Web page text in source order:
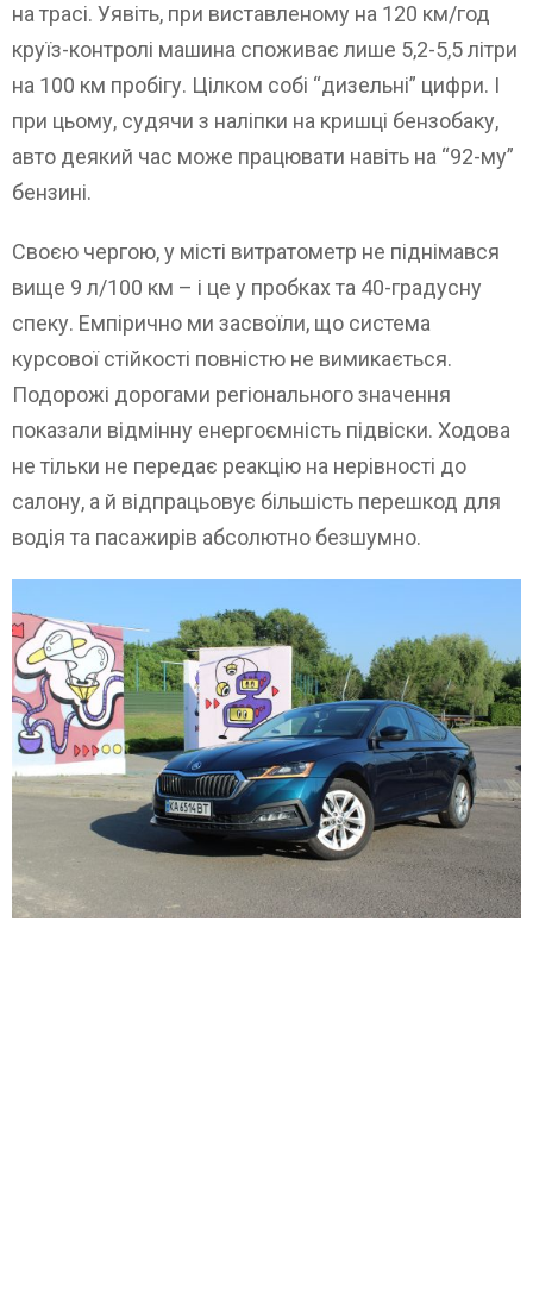
на трасі. Уявіть, при виставленому на 120 км/год
круїз-контролі машина споживає лише 5,2-5,5 літри
на 100 км пробігу. Цілком собі “дизельні” цифри. І
при цьому, судячи з наліпки на кришці бензобаку,
авто деякий час може працювати навіть на “92-му”
бензині.
Своєю чергою, у місті витратометр не піднімався
вище 9 л/100 км – і це у пробках та 40-градусну
спеку. Емпірично ми засвоїли, що система
курсової стійкості повністю не вимикається.
Подорожі дорогами регіонального значення
показали відмінну енергоємність підвіски. Ходова
не тільки не передає реакцію на нерівності до
салону, а й відпрацьовує більшість перешкод для
водія та пасажирів абсолютно безшумно.